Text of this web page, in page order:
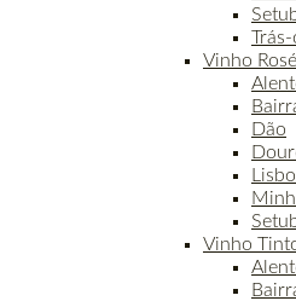
Vinho Rosé
Dão
Vinho